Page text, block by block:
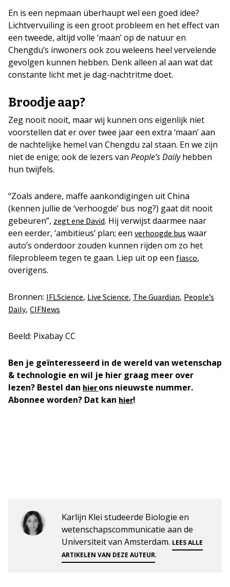
En is een nepmaan überhaupt wel een goed idee?
Lichtvervuiling is een groot probleem en het effect van
een tweede, altijd volle ‘maan’ op de natuur en
Chengdu’s inwoners ook zou weleens heel vervelende
gevolgen kunnen hebben. Denk alleen al aan wat dat
constante licht met je dag-nachtritme doet.
Broodje aap?
Zeg nooit nooit, maar wij kunnen ons eigenlijk niet
voorstellen dat er over twee jaar een extra ‘maan’ aan
de nachtelijke hemel van Chengdu zal staan. En we zijn
niet de enige; ook de lezers van People’s Dailyhebben
hun twijfels.
“Zoals andere, maffe aankondigingen uit China
(kennen jullie de ‘verhoogde’ bus nog?) gaat dit nooit
gebeuren”, zegt ene David. Hij verwijst daarmee naar
een eerder, ‘ambitieus’ plan; een verhoogde bus waar
auto’s onderdoor zouden kunnen rijden om zo het
fileprobleem tegen te gaan. Liep uit op een fiasco,
overigens.
Bronnen: IFLScience, Live Science, The Guardian, People’s
Daily, CIFNews
Beeld: Pixabay CC
Ben je geïnteresseerd in de wereld van wetenschap
& technologie en wil je hier graag meer over
lezen? Bestel dan hierons nieuwste nummer.
Abonnee worden? Dat kan hier!
Karlijn Klei studeerde Biologie en
wetenschapscommunicatie aan de
Universiteit van Amsterdam. LEES ALLE
ARTIKELEN VAN DEZE AUTEUR.